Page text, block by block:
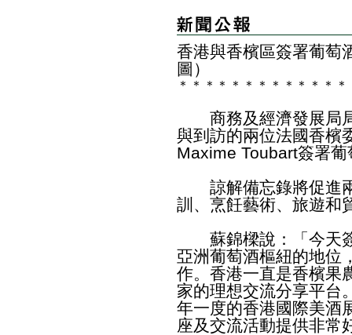
香港與香檳區簽署葡萄
圖）
＊ ＊ ＊ ＊ ＊ ＊ ＊ ＊ ＊ ＊ ＊ ＊ ＊
商務及經濟發展局局
與到訪的兩位法國香檳
Maxime Toubart簽署
諒解備忘錄將促進兩
訓、烹飪藝術、旅遊和
蘇錦樑說：「今天簽
亞洲葡萄酒樞紐的地位
作。香港一直是香檳果
家的理想交流分享平台
年一度的香港國際美酒
座及交流活動提供非常